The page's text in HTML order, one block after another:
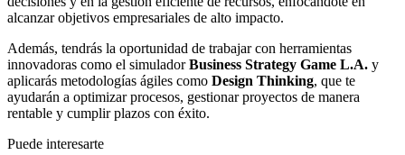
alcanzar objetivos empresariales de alto impacto.
Además, tendrás la oportunidad de trabajar con herramientas
innovadoras como el simuladorBusiness Strategy Game L.A. y
aplicarás metodologías ágiles como Design Thinking, que te
ayudarán a optimizar procesos, gestionar proyectos de manera
rentable y cumplir plazos con éxito.
Puede interesarte